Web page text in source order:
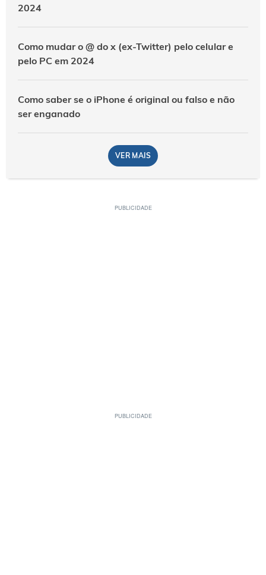
2024
Como mudar o @ do x (ex-Twitter) pelo celular e
pelo PC em 2024
Como saber se o iPhone é original ou falso e não
ser enganado
VER MAIS